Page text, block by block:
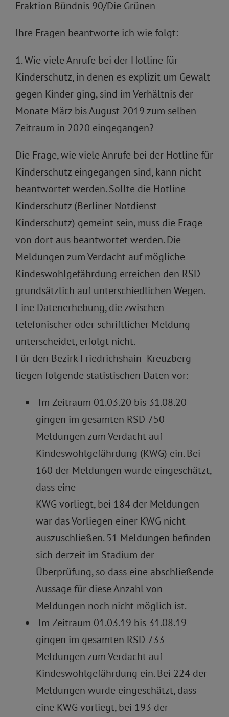
Fraktion Bündnis 90/Die Grünen
Ihre Fragen beantworte ich wie folgt:
1. Wie viele Anrufe bei der Hotline für
Kinderschutz, in denen es explizit um Gewalt
gegen Kinder ging, sind im Verhältnis der
Monate März bis August 2019 zum selben
Zeitraum in 2020 eingegangen?
Die Frage, wie viele Anrufe bei der Hotline für
Kinderschutz eingegangen sind, kann nicht
beantwortet werden. Sollte die Hotline
Kinderschutz (Berliner Notdienst
Kinderschutz) gemeint sein, muss die Frage
von dort aus beantwortet werden. Die
Meldungen zum Verdacht auf mögliche
Kindeswohlgefährdung erreichen den RSD
grundsätzlich auf unterschiedlichen Wegen.
Eine Datenerhebung, die zwischen
telefonischer oder schriftlicher Meldung
unterscheidet, erfolgt nicht.
Für den Bezirk Friedrichshain- Kreuzberg
liegen folgende statistischen Daten vor:
Im Zeitraum 01.03.20 bis 31.08.20
gingen im gesamten RSD 750
Meldungen zum Verdacht auf
Kindeswohlgefährdung (KWG) ein. Bei
160 der Meldungen wurde eingeschätzt,
dass eine
KWG vorliegt, bei 184 der Meldungen
war das Vorliegen einer KWG nicht
auszuschließen. 51 Meldungen befinden
sich derzeit im Stadium der
Überprüfung, so dass eine abschließende
Aussage für diese Anzahl von
Meldungen noch nicht möglich ist.
Im Zeitraum 01.03.19 bis 31.08.19
gingen im gesamten RSD 733
Meldungen zum Verdacht auf
Kindeswohlgefährdung ein. Bei 224 der
Meldungen wurde eingeschätzt, dass
eine KWG vorliegt, bei 193 der